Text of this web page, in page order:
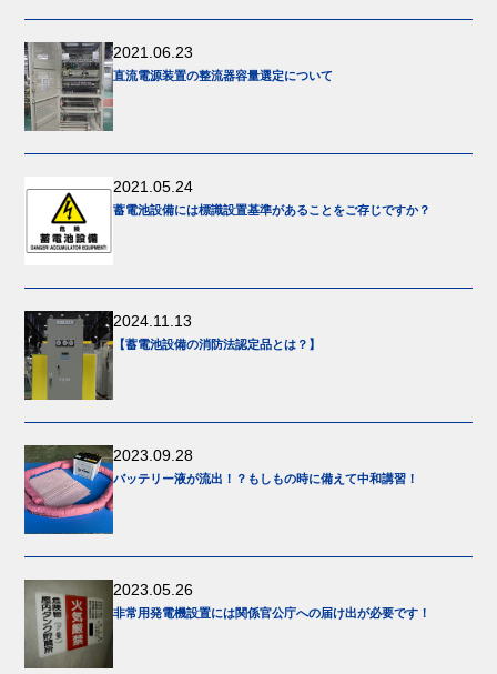
2021.06.23
直流電源装置の整流器容量選定について
2021.05.24
蓄電池設備には標識設置基準があることをご存じですか？
2024.11.13
【蓄電池設備の消防法認定品とは？】
2023.09.28
バッテリー液が流出！？もしもの時に備えて中和講習！
2023.05.26
非常用発電機設置には関係官公庁への届け出が必要です！